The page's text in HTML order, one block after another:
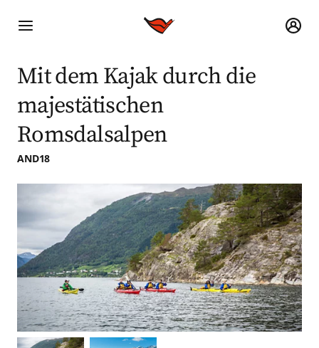
Mit dem Kajak durch die
majestätischen
Romsdalsalpen
AND18